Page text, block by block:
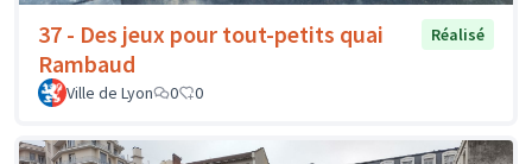
37 - Des jeux pour tout-petits quai
Rambaud
Réalisé
Ville de Lyon 0 0